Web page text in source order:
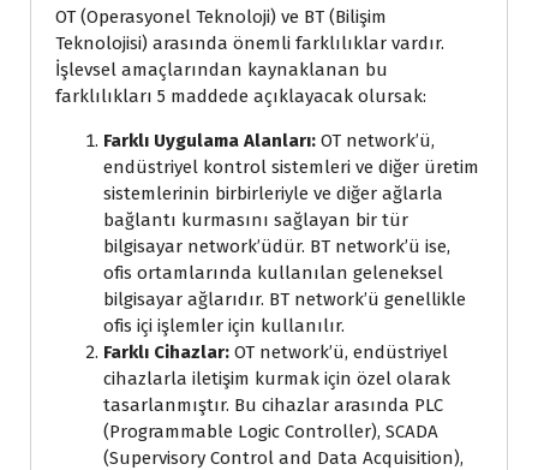
OT (Operasyonel Teknoloji) ve BT (Bilişim
Teknolojisi) arasında önemli farklılıklar vardır.
İşlevsel amaçlarından kaynaklanan bu
farklılıkları 5 maddede açıklayacak olursak:
Farklı Uygulama Alanları: OT network’ü,
endüstriyel kontrol sistemleri ve diğer üretim
sistemlerinin birbirleriyle ve diğer ağlarla
bağlantı kurmasını sağlayan bir tür
bilgisayar network’üdür. BT network’ü ise,
ofis ortamlarında kullanılan geleneksel
bilgisayar ağlarıdır. BT network’ü genellikle
ofis içi işlemler için kullanılır.
Farklı Cihazlar: OT network’ü, endüstriyel
cihazlarla iletişim kurmak için özel olarak
tasarlanmıştır. Bu cihazlar arasında PLC
(Programmable Logic Controller), SCADA
(Supervisory Control and Data Acquisition),